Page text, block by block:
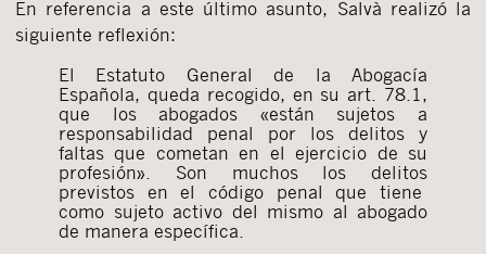
En referencia a este último asunto, Salvà realizó la
siguiente reflexión:
El Estatuto General de la Abogacía
Española, queda recogido, en su art. 78.1,
que los abogados «están sujetos a
responsabilidad penal por los delitos y
faltas que cometan en el ejercicio de su
profesión». Son muchos los delitos
previstos en el código penal que tiene
como sujeto activo del mismo al abogado
de manera específica.